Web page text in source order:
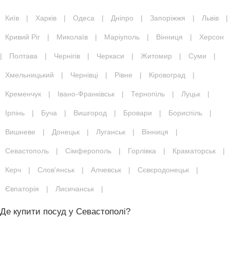
Київ | Харків | Одеса | Дніпро | Запоріжжя | Львів |
Кривий Ріг | Миколаїв | Маріуполь | Вінниця | Херсон
| Полтава | Чернігів | Черкаси | Житомир | Суми |
Хмельницький | Чернівці | Рівне | Кіровоград |
Кременчук | Івано-Франківськ | Тернопіль | Луцьк |
Ірпінь | Буча | Вишгород | Бровари | Бориспіль |
Вишневе | Донецьк | Луганськ | Вінниця |
Севастополь | Сімферополь | Горлівка | Краматорськ |
Керч | Слов'янськ | Алчевськ | Сєвєродонецьк |
Євпаторія | Лисичанськ |
Де купити посуд у Севастополі?